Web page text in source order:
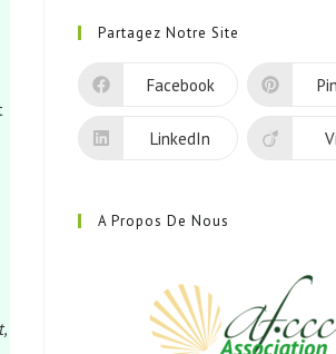
un
nouvel
Partagez Notre Site
Facebook
LinkedIn
A Propos De Nous